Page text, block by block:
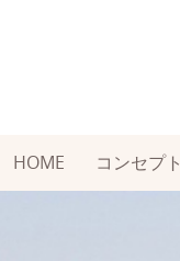
HOME コンセプト